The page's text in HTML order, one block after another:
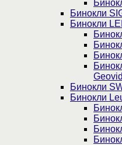
Бинокли
Бинокли
Geovid
Бинокли
Бинокли